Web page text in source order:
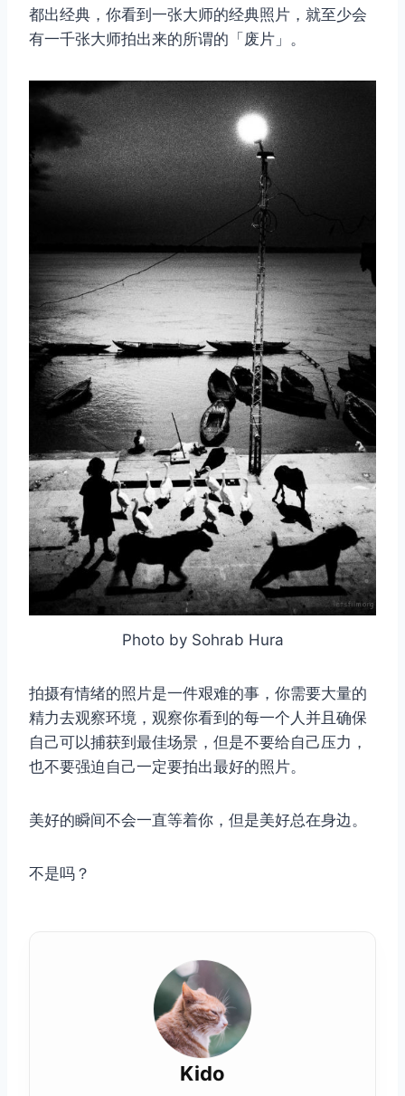
都出经典，你看到一张大师的经典照片，就至少会
有一千张大师拍出来的所谓的「废片」。
Photo by Sohrab Hura
拍摄有情绪的照片是一件艰难的事，你需要大量的
精力去观察环境，观察你看到的每一个人并且确保
自己可以捕获到最佳场景，但是不要给自己压力，
也不要强迫自己一定要拍出最好的照片。
美好的瞬间不会一直等着你，但是美好总在身边。
不是吗？
Kido